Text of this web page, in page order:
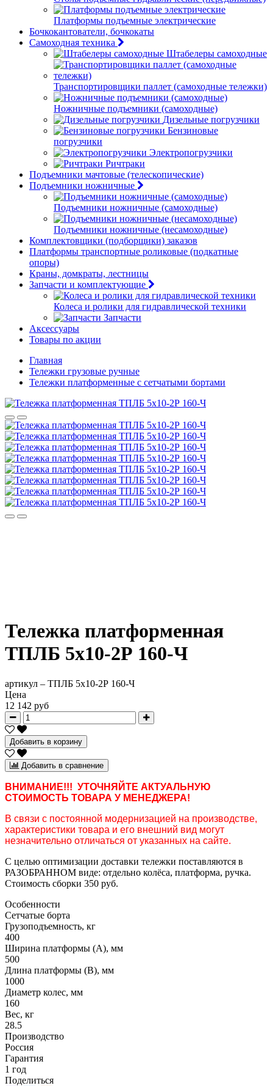
Платформы подъемные электрические
Бочкокантователи, бочкокаты
Самоходная техника
Штабелеры самоходные
Транспортировщики паллет (самоходные тележки)
Ножничные подъемники (самоходные)
Дизельные погрузчики
Бензиновые
погрузчики
Электропогрузчики
Ричтраки
Подъемники мачтовые (телескопические)
Подъемники ножничные
Подъемники ножничные (самоходные)
Подъемники ножничные (несамоходные)
Комплектовщики (подборщики) заказов
Платформы транспортные роликовые (подкатные
опоры)
Краны, домкраты, лестницы
Запчасти и комплектующие
Колеса и ролики для гидравлической техники
Запчасти
Аксессуары
Товары по акции
Главная
Тележки грузовые ручные
Тележки платформенные с сетчатыми бортами
Тележка платформенная
ТПЛБ 5х10-2Р 160-Ч
артикул – ТПЛБ 5х10-2Р 160-Ч
Цена
12 142 руб
Добавить в корзину
Добавить в сравнение
ВНИМАНИЕ!!! УТОЧНЯЙТЕ АКТУАЛЬНУЮ
СТОИМОСТЬ ТОВАРА У МЕНЕДЖЕРА!
В связи с постоянной модернизацией на производстве,
характеристики товара и его внешний вид могут
незначительно отличаться от указанных на сайте.
С целью оптимизации доставки тележки поставляются в
РАЗОБРАННОМ виде: отдельно колёса, платформа, ручка.
Стоимость сборки 350 руб.
Особенности
Сетчатые борта
Грузоподъемность, кг
400
Ширина платформы (А), мм
500
Длина платформы (В), мм
1000
Диаметр колес, мм
160
Вес, кг
28.5
Производство
Россия
Гарантия
1 год
Поделиться